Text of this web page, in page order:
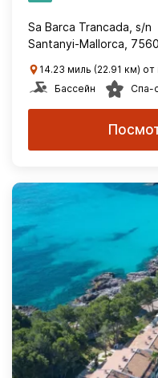
Sa Barca Trancada, s/n
Santanyi-Mallorca,
14.23 миль (22.91 км)
Бассейн
Спа-